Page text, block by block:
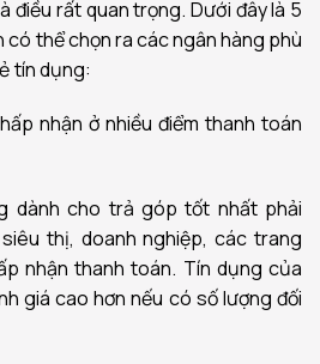
điều rất quan trọng. Dưới đây là 5
có thể chọn ra các ngân hàng phù
tín dụng:
nhận ở nhiều điểm thanh toán
dành cho trả góp tốt nhất phải
thị, doanh nghiệp, các trang
nhận thanh toán. Tín dụng của
giá cao hơn nếu có số lượng đối